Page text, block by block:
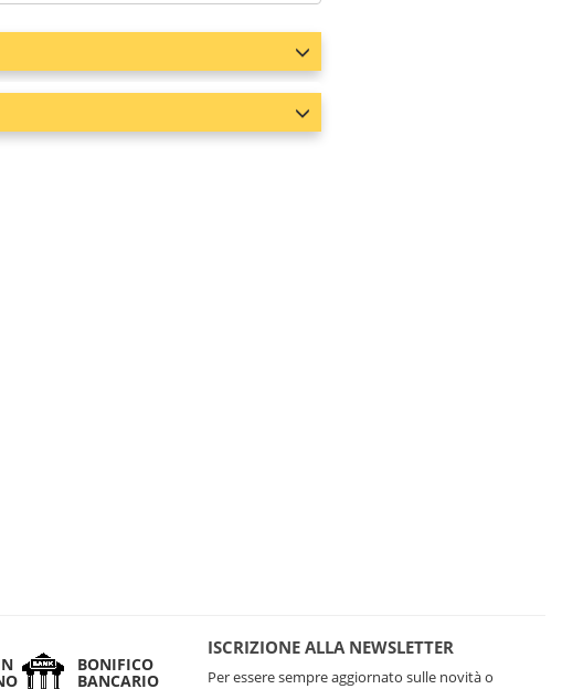
BONIFICO
BANCARIO
ISCRIZIONE ALLA NEWSLETTER
Per essere sempre aggiornato sulle novità o